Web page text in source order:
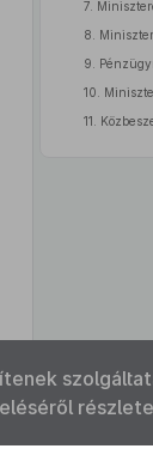
7.
8.
9.
10.
11.